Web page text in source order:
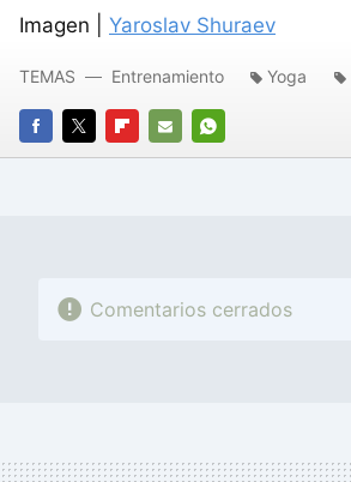
Imagen | Yaroslav Shuraev
FACEBOOK
TWITTERFLIPBOARD
E-
WHATSAPP
TEMAS Entrenamiento Yoga
Comentarios cerrados